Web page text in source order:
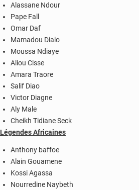
Alassane Ndour
Pape Fall
Omar Daf
Mamadou Dialo
Moussa Ndiaye
Aliou Cisse
Amara Traore
Salif Diao
Victor Diagne
Aly Male
Cheikh Tidiane Seck
Légendes Africaines
Anthony baffoe
Alain Gouamene
Kossi Agassa
Nourredine Naybeth